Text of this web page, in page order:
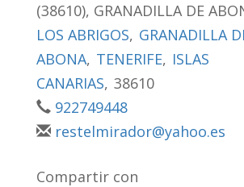
(38610), GRANADILLA DE
LOS ABRIGOS, GRANADILLA
ABONA, TENERIFE, ISLAS
CANARIAS, 38610
922749448
restelmirador@yahoo.es
Compartir con